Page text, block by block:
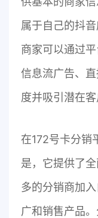
属于自己的抖
商家可以通过
信息流广告、
度并吸引潜在客
在172号卡分销
是，它提供了
多的分销商加
广和销售产品